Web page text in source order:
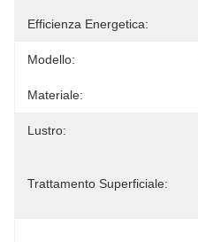
Efficienza Energetica:
Modello:
Materiale:
Lustro:
Trattamento Superficiale: